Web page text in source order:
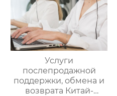
Услуги
послепродажной
поддержки, обмена и
возврата Китай-